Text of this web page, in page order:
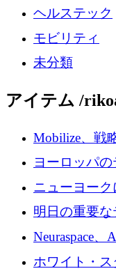
ヘルステック
モビリティ
未分類
アイテム /
Mobilize、戦
信ソフトウェ
ヨーロッパ
額 8 億 7,800
ニューヨー
Modal Labs
明日の重要
ニクスのスケ
Neuraspace
トフォーム
ホワイト・